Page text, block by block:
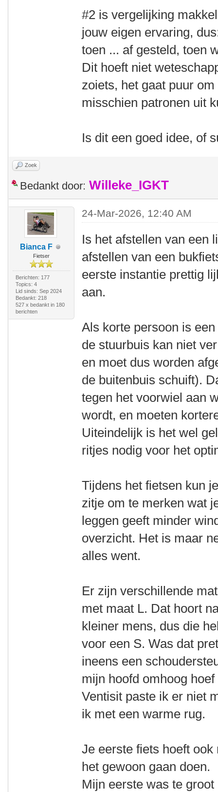
#2 is vergelijking
jouw eigen ervaring,
toen ... af gesteld, toen
Dit hoeft niet
zoiets, het gaat puur
misschien patronen uit
Is dit een goed idee, of
Zoek
Bedankt door: Willeke_IGKT
Bianca F
Fietser
Berichten: 177
Topics: 4
Lid sinds: Sep 2024
Bedankt: 218
527 x bedankt in 180
berichten
24-Mar-2026, 12:40 AM
Is het afstellen van een
afstellen van een
eerste instantie prettig
aan.
Als korte persoon is
de stuurbuis kan niet
en moet dus worden
de buitenbuis schuift).
tegen het voorwiel aan
wordt, en moeten
Uiteindelijk is het wel
ritjes nodig voor het
Tijdens het fietsen kun
zitje om te merken wat
leggen geeft minder
overzicht. Het is maar
alles went.
Er zijn verschillende
met maat L. Dat hoort
kleiner mens, dus die
voor een S. Was dat
ineens een
mijn hoofd omhoog
Ventisit paste ik er niet
ik met een warme rug.
Je eerste fiets hoeft
het gewoon gaan doen.
Mijn eerste was te